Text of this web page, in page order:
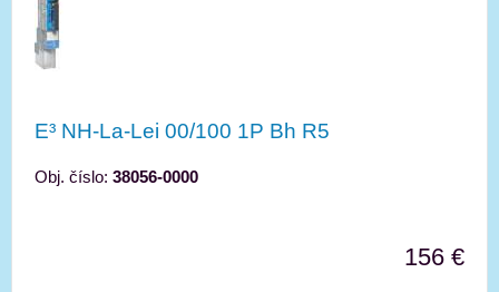
E³ NH-La-Lei 00/100 1P Bh R5
Obj. číslo: 38056-0000
156 €